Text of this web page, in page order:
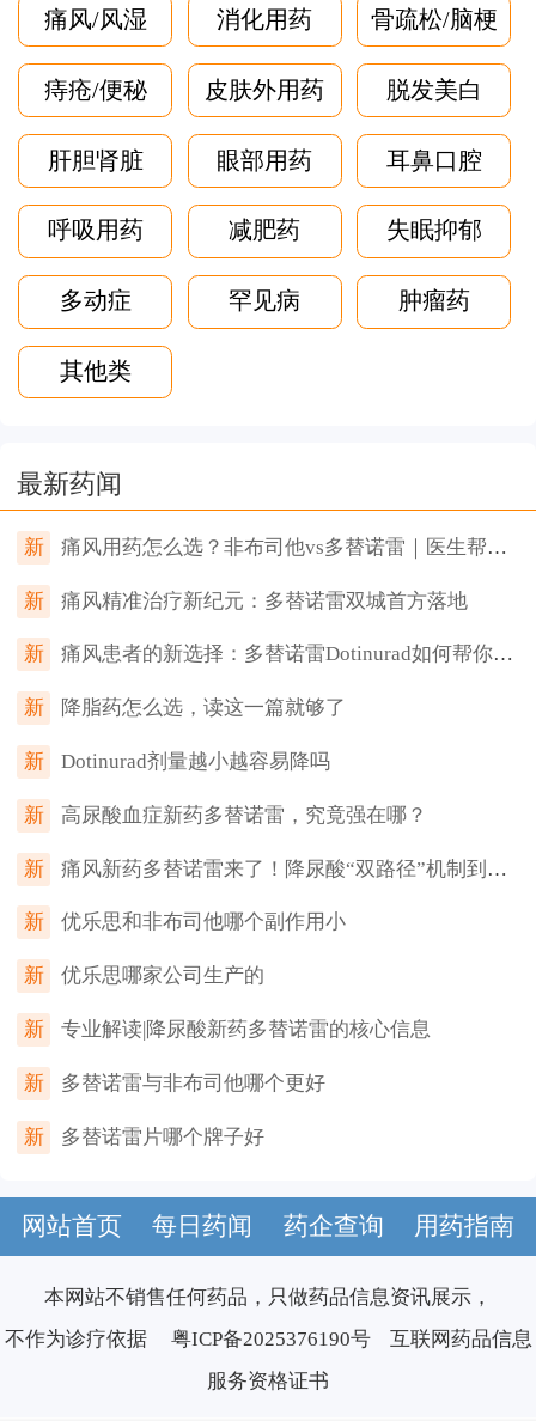
痛风/风湿 消化用药 骨疏松/脑梗
痔疮/便秘 皮肤外用药 脱发美白
肝胆肾脏 眼部用药 耳鼻口腔
呼吸用药 减肥药 失眠抑郁
多动症 罕见病 肿瘤药
其他类
最新药闻
新 痛风用药怎么选？非布司他vs多替诺雷｜医生帮你一次看懂
新 痛风精准治疗新纪元：多替诺雷双城首方落地
新 痛风患者的新选择：多替诺雷Dotinurad如何帮你把尿酸降下来
新 降脂药怎么选，读这一篇就够了
新 Dotinurad剂量越小越容易降吗
新 高尿酸血症新药多替诺雷，究竟强在哪？
新 痛风新药多替诺雷来了！降尿酸“双路径”机制到底强在哪？
新 优乐思和非布司他哪个副作用小
新 优乐思哪家公司生产的
新 专业解读|降尿酸新药多替诺雷的核心信息
新 多替诺雷与非布司他哪个更好
新 多替诺雷片哪个牌子好
网站首页 每日药闻 药企查询 用药指南
本网站不销售任何药品，只做药品信息资讯展示，
不作为诊疗依据 粤ICP备2025376190号
互联网药品信息
服务资格证书